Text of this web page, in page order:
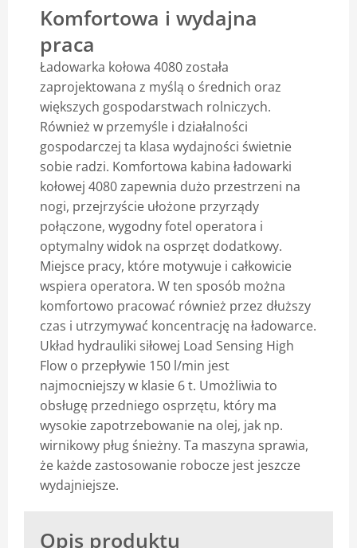
Komfortowa i wydajna
praca
Ładowarka kołowa 4080 została
zaprojektowana z myślą o średnich oraz
większych gospodarstwach rolniczych.
Również w przemyśle i działalności
gospodarczej ta klasa wydajności świetnie
sobie radzi. Komfortowa kabina ładowarki
kołowej 4080 zapewnia dużo przestrzeni na
nogi, przejrzyście ułożone przyrządy
połączone, wygodny fotel operatora i
optymalny widok na osprzęt dodatkowy.
Miejsce pracy, które motywuje i całkowicie
wspiera operatora. W ten sposób można
komfortowo pracować również przez dłuższy
czas i utrzymywać koncentrację na ładowarce.
Układ hydrauliki siłowej Load Sensing High
Flow o przepływie 150 l/min jest
najmocniejszy w klasie 6 t. Umożliwia to
obsługę przedniego osprzętu, który ma
wysokie zapotrzebowanie na olej, jak np.
wirnikowy pług śnieżny. Ta maszyna sprawia,
że każde zastosowanie robocze jest jeszcze
wydajniejsze.
Opis produktu
Blog